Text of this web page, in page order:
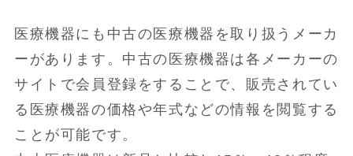
医療機器にも中古の医療機器を取り扱うメーカ
ーがあります。中古の医療機器は各メーカーの
サイトで会員登録をすることで、販売されてい
る医療機器の価格や年式などの情報を閲覧する
ことが可能です。